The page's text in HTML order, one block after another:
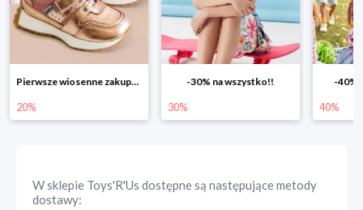
-30% na wszystko!!
30%
-40% na drugą sztukę
40% 25%
W sklepie Toys'R'Us dostępne są następujące metody
dostawy: